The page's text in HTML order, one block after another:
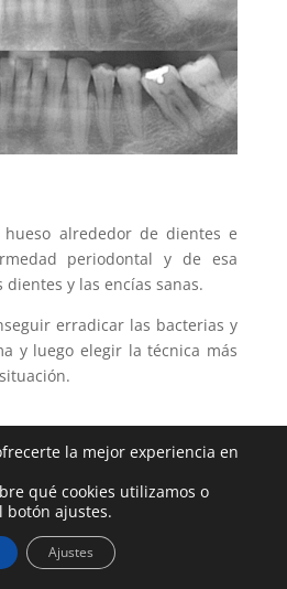
alrededor de dientes e
periodontal y de esa
y las encías sanas.
erradicar las bacterias y
y luego elegir la técnica más
la mejor experiencia en
qué cookies utilizamos o
botón ajustes.
Ajustes